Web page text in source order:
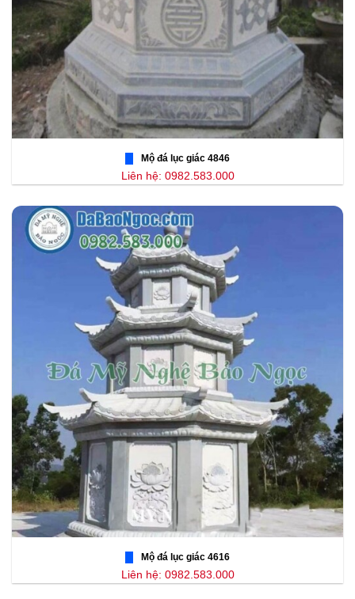
Mộ đá lục giác 4846
Liên hệ: 0982.583.000
Mộ đá lục giác 4616
Liên hệ: 0982.583.000